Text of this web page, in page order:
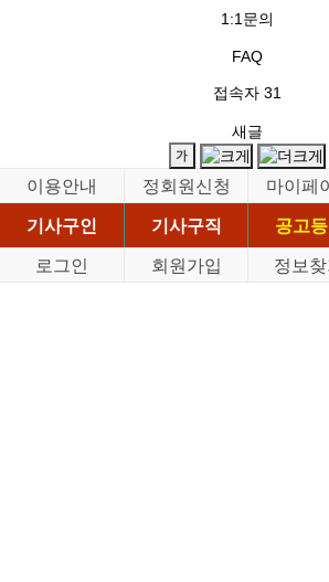
1:1문의
FAQ
접속자 31
새글
이용안내 정회원신청 마이페
기사구인
기사구직 공고
로그인
회원가입 정보찾